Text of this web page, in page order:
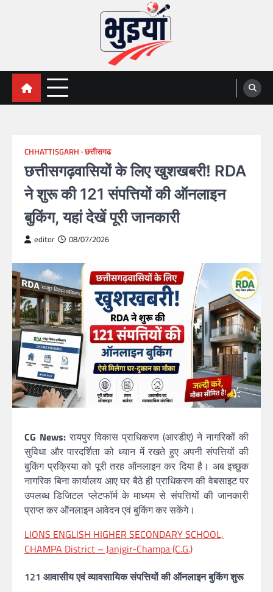
भुइयां, BHUIYAN, CG BHUIYAN
NEWS
BHUIYAN, CG BHUIYAN NEWS, KHASARA,छत्तीसगढ़ भू-
CHHATTISGARH छत्तीसगढ
छत्तीसगढ़वासियों के लिए खुशखबरी! RDA
ने शुरू की 121 संपत्तियों की ऑनलाइन
बुकिंग, यहां देखें पूरी जानकारी
editor 08/07/2026
CG News: रायपुर विकास प्राधिकरण (आरडीए) ने नागरिकों की
सुविधा और पारदर्शिता को ध्यान में रखते हुए अपनी संपत्तियों की
बुकिंग प्रक्रिया को पूरी तरह ऑनलाइन कर दिया है। अब इच्छुक
नागरिक बिना कार्यालय आए घर बैठे ही प्राधिकरण की वेबसाइट पर
उपलब्ध डिजिटल प्लेटफॉर्म के माध्यम से संपत्तियों की जानकारी
प्राप्त कर ऑनलाइन आवेदन एवं बुकिंग कर सकेंगे।
LIONS ENGLISH HIGHER SECONDARY SCHOOL,
CHAMPA District – Janjgir-Champa (C.G.)
121 आवासीय एवं व्यावसायिक संपत्तियों की ऑनलाइन बुकिंग शुरू